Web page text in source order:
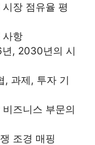
장 점유율 평
사항
, 2030년의 시
, 과제, 투자 기
즈니스 부문의
조경 매핑